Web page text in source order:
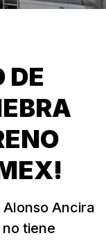
DE
Ancira
tiene